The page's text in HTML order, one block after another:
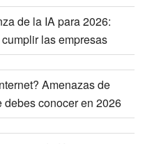
de la IA para 2026:
las empresas
Amenazas de
conocer en 2026